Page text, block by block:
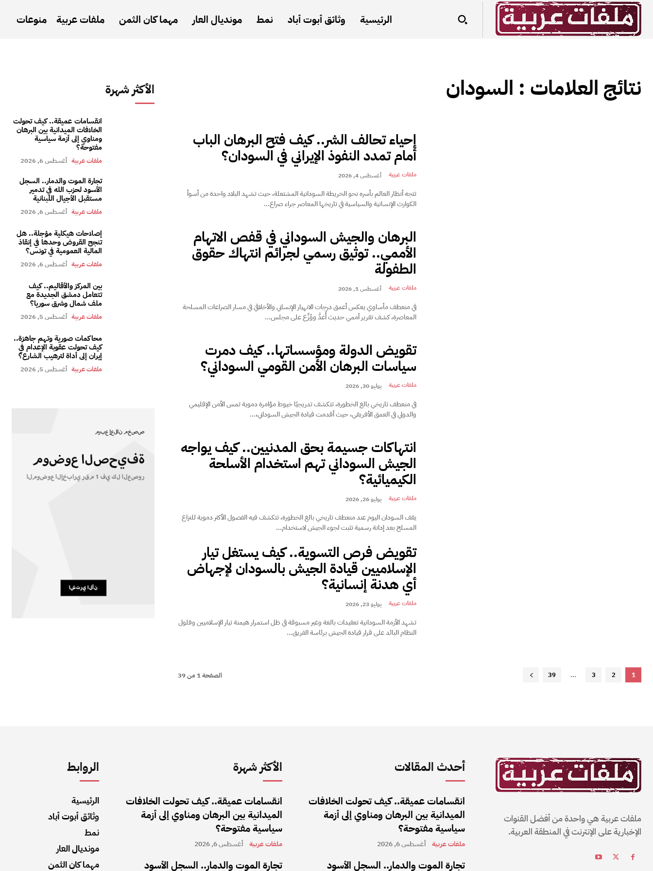
الرئيسية وثائق أبوت أباد نمط مونديال العار مهما كان الثمن ملفات عربية منوعات
الأكثر شهرة
انقسامات عميقة.. كيف تحولت
الخلافات الميدانية بين البرهان
ومناوي إلى أزمة سياسية
مفتوحة؟
ملفات عربية أغسطس 6, 2026
تجارة الموت والدمار.. السجل
الأسود لحزب الله في تدمير
مستقبل الأجيال اللبنانية
ملفات عربية أغسطس 6, 2026
إصلاحات هيكلية مؤجلة.. هل
تنجح القروض وحدها في إنقاذ
المالية العمومية في تونس؟
ملفات عربية أغسطس 6, 2026
بين المركز والأقاليم.. كيف
تتعامل دمشق الجديدة مع
ملف شمال وشرق سوريا؟
ملفات عربية أغسطس 5, 2026
محاكمات صورية وتهم جاهزة..
كيف تحولت عقوبة الإعدام في
إيران إلى أداة لترهيب الشارع؟
ملفات عربية أغسطس 5, 2026
نتائج العلامات : السودان
إحياء تحالف الشر.. كيف فتح البرهان الباب
أمام تمدد النفوذ الإيراني في السودان؟
ملفات عربية أغسطس 4, 2026
تتجه أنظار العالم بأسره نحو الخريطة السودانية المشتعلة، حيث تشهد البلاد واحدة من أسوأ
الكوارث الإنسانية والسياسية في تاريخها المعاصر جراء صراع...
البرهان والجيش السوداني في قفص الاتهام
الأممي.. توثيق رسمي لجرائم انتهاك حقوق
الطفولة
ملفات عربية أغسطس 1, 2026
في منعطف مأساوي يعكس أعمق درجات الانهيار الإنساني والأخلاقي في مسار الصراعات المسلحة
المعاصرة، كشف تقرير أممي حديث أُعدَّ ووُزِّع على مجلس...
تقويض الدولة ومؤسساتها.. كيف دمرت
سياسات البرهان الأمن القومي السوداني؟
ملفات عربية يوليو 30, 2026
في منعطف تاريخي بالغ الخطورة، تتكشف تدريجيًا خيوط مؤامرة دموية تمس الأمن الإقليمي
والدولي في العمق الأفريقي، حيث أقدمت قيادة الجيش السوداني،...
انتهاكات جسيمة بحق المدنيين.. كيف يواجه
الجيش السوداني تهم استخدام الأسلحة
الكيميائية؟
ملفات عربية يوليو 26, 2026
يقف السودان اليوم عند منعطف تاريخي بالغ الخطورة، تتكشف فيه الفصول الأكثر دموية للنزاع
المسلح بعد إدانة رسمية تثبت لجوء الجيش لاستخدام...
تقويض فرص التسوية.. كيف يستغل تيار
الإسلاميين قيادة الجيش بالسودان لإجهاض
أي هدنة إنسانية؟
ملفات عربية يوليو 23, 2026
تشهد الأزمة السودانية تعقيدات بالغة وغير مسبوقة في ظل استمرار هيمنة تيار الإسلاميين وفلول
النظام البائد على قرار قيادة الجيش برئاسة الفريق...
1
2
3
...
39 الصفحة 1 من 39
الروابط
الرئيسية
وثائق أبوت أباد
نمط
مونديال العار
مهما كان الثمن
الأكثر شهرة
انقسامات عميقة.. كيف تحولت الخلافات
الميدانية بين البرهان ومناوي إلى أزمة
سياسية مفتوحة؟
ملفات عربية أغسطس 6, 2026
تجارة الموت والدمار.. السجل الأسود
أحدث المقالات
انقسامات عميقة.. كيف تحولت الخلافات
الميدانية بين البرهان ومناوي إلى أزمة
سياسية مفتوحة؟
ملفات عربية أغسطس 6, 2026
تجارة الموت والدمار.. السجل الأسود
ملفات عربية هي واحدة من أفضل القنوات
الإخبارية على الإنترنت في المنطقة العربية.